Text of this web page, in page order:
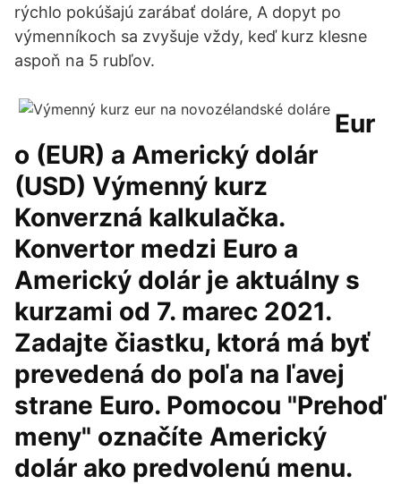
rýchlo pokúšajú zarábať doláre, A dopyt po
výmenníkoch sa zvyšuje vždy, keď kurz klesne
aspoň na 5 rubľov.
Eur
o (EUR) a Americký dolár
(USD) Výmenný kurz
Konverzná kalkulačka.
Konvertor medzi Euro a
Americký dolár je aktuálny s
kurzami od 7. marec 2021.
Zadajte čiastku, ktorá má byť
prevedená do poľa na ľavej
strane Euro. Pomocou "Prehoď
meny" označíte Americký
dolár ako predvolenú menu.